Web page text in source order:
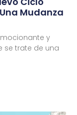
Mudanza
y
se trate de una